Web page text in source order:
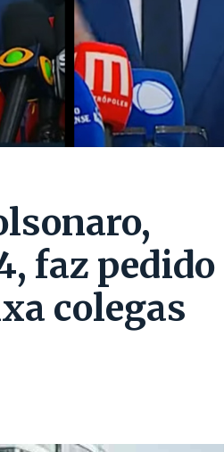
faz pedido
colegas